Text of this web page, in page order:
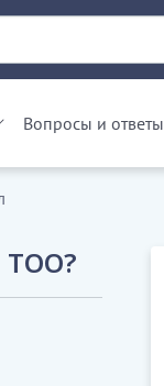
Вопросы и ответы
ТОО?